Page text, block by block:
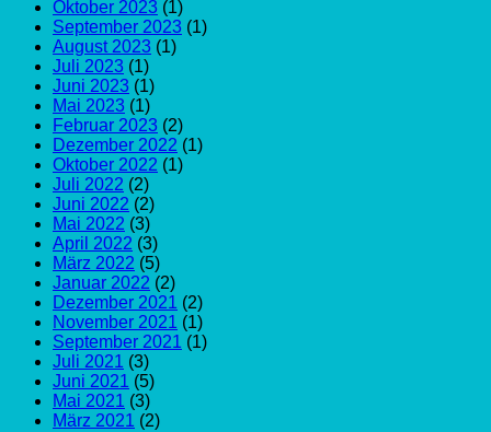
Oktober 2023 (1)
September 2023 (1)
August 2023 (1)
Juli 2023 (1)
Juni 2023 (1)
Mai 2023 (1)
Februar 2023 (2)
Dezember 2022 (1)
Oktober 2022 (1)
Juli 2022 (2)
Juni 2022 (2)
Mai 2022 (3)
April 2022 (3)
März 2022 (5)
Januar 2022 (2)
Dezember 2021 (2)
November 2021 (1)
September 2021 (1)
Juli 2021 (3)
Juni 2021 (5)
Mai 2021 (3)
März 2021 (2)